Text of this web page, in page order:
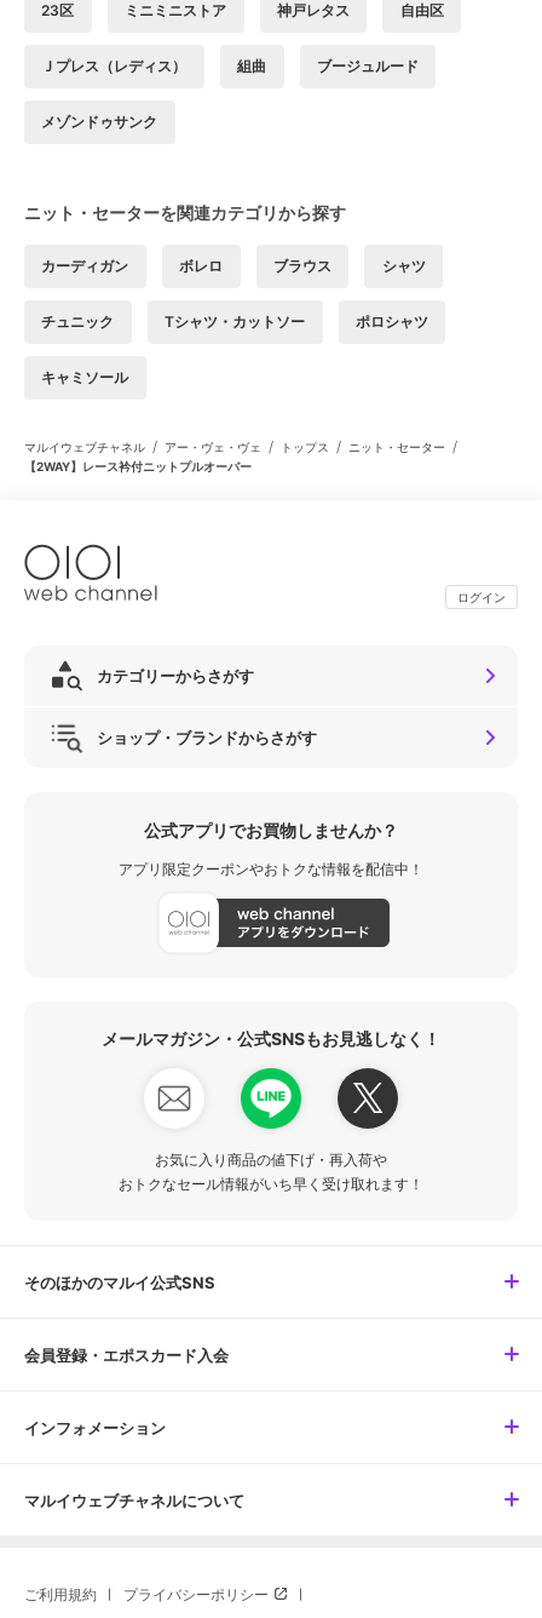
23区 ミニミニストア 神戸レタス 自由区
Ｊプレス（レディス） 組曲 ブージュルード
メゾンドゥサンク
ニット・セーターを関連カテゴリから探す
カーディガン ボレロ ブラウス シャツ
チュニック Tシャツ・カットソー ポロシャツ
キャミソール
マルイウェブチャネル / アー・ヴェ・ヴェ / トップス / ニット・セーター /
【2WAY】レース衿付ニットプルオーバー
ログイン
カテゴリーからさがす
ショップ・ブランドからさがす
公式アプリでお買物しませんか？
アプリ限定クーポンやおトクな情報を配信中！
メールマガジン・公式SNSもお見逃しなく！
お気に入り商品の値下げ・再入荷や
おトクなセール情報がいち早く受け取れます！
そのほかのマルイ公式SNS
会員登録・エポスカード入会
インフォメーション
マルイウェブチャネルについて
ご利用規約 プライバシーポリシー